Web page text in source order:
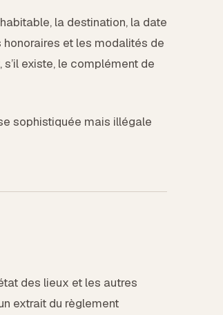
la destination, la date
honoraires et les modalités de
existe, le complément de
sophistiquée mais illégale
des lieux et les autres
extrait du règlement